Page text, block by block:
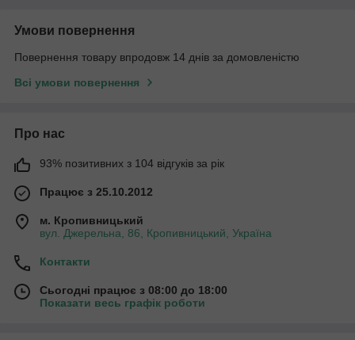
Умови повернення
Повернення товару впродовж 14 днів за домовленістю
Всі умови повернення
Про нас
93% позитивних з 104 відгуків за рік
Працює з 25.10.2012
м. Кропивницький
вул. Джерельна, 86, Кропивницький, Україна
Контакти
Сьогодні працює з 08:00 до 18:00
Показати весь графік роботи